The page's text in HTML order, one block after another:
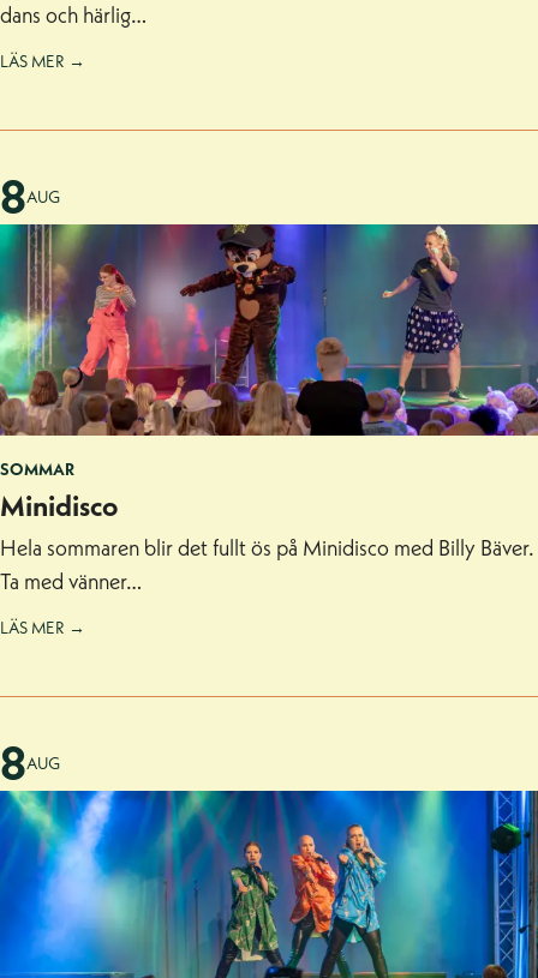
dans och härlig…
LÄS MER →
8AUG
SOMMAR
Minidisco
Hela sommaren blir det fullt ös på Minidisco med Billy Bäver.
Ta med vänner…
LÄS MER →
8AUG